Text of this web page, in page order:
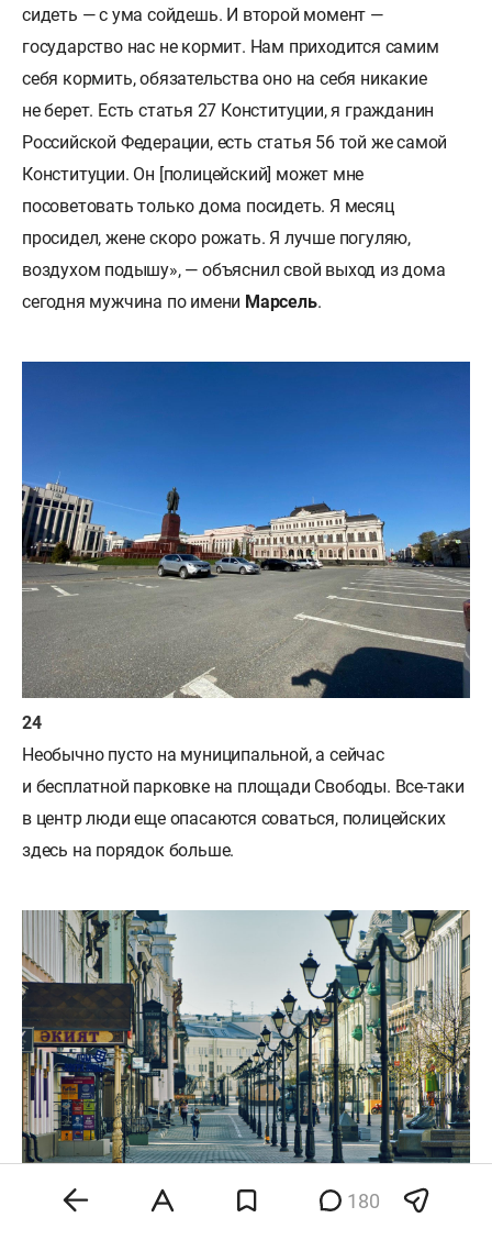
сидеть — с ума сойдешь. И второй момент —
государство нас не кормит. Нам приходится самим
себя кормить, обязательства оно на себя никакие
не берет. Есть статья 27 Конституции, я гражданин
Российской Федерации, есть статья 56 той же самой
Конституции. Он [полицейский] может мне
посоветовать только дома посидеть. Я месяц
просидел, жене скоро рожать. Я лучше погуляю,
воздухом подышу», — объяснил свой выход из дома
сегодня мужчина по имени Марсель.
Необычно пусто на муниципальной, а сейчас
и бесплатной парковке на площади Свободы. Все-таки
в центр люди еще опасаются соваться, полицейских
здесь на порядок больше.
180